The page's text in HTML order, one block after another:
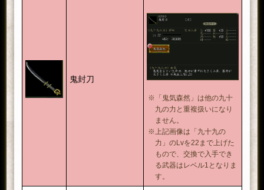
鬼封刀
※「鬼気森然」は他の九十
九の力と重複扱いになり
ません。
※上記画像は「九十九の
力」のLvを22まで上げた
もので、交換で入手でき
る武器はレベル1となりま
す。